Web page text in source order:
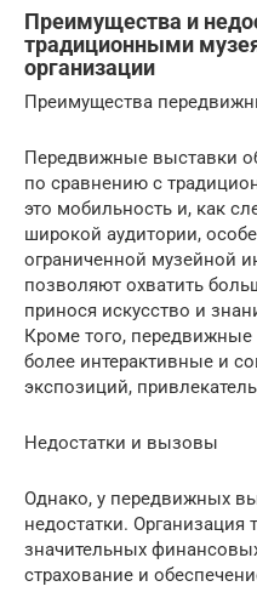
Преимущества и
традиционными
организации
Преимущества
Передвижные выставки
по сравнению с
это мобильность и, как
широкой аудитории,
ограниченной музейной
позволяют охватить
принося искусство и
Кроме того, передвижные
более интерактивные и
экспозиций,
Недостатки и вызовы
Однако, у передвижных
недостатки. Организация
значительных
страхование и